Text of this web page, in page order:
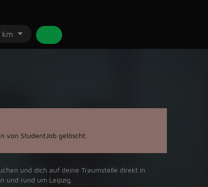
km
von StudentJob gelöscht.
und dich auf deine Traumstelle direkt in
und rund um Leipzig.